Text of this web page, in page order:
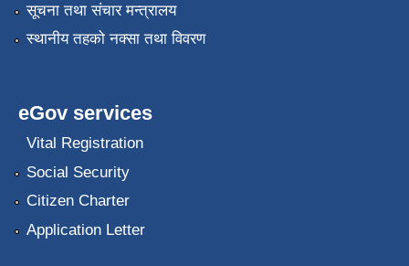
सूचना तथा संचार मन्त्रालय
स्थानीय तहको नक्सा तथा विवरण
eGov services
Vital Registration
Social Security
Citizen Charter
Application Letter